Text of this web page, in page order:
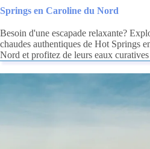
Springs en Caroline du Nord
Besoin d'une escapade relaxante?
chaudes authentiques de Hot Springs
Nord et profitez de leurs eaux